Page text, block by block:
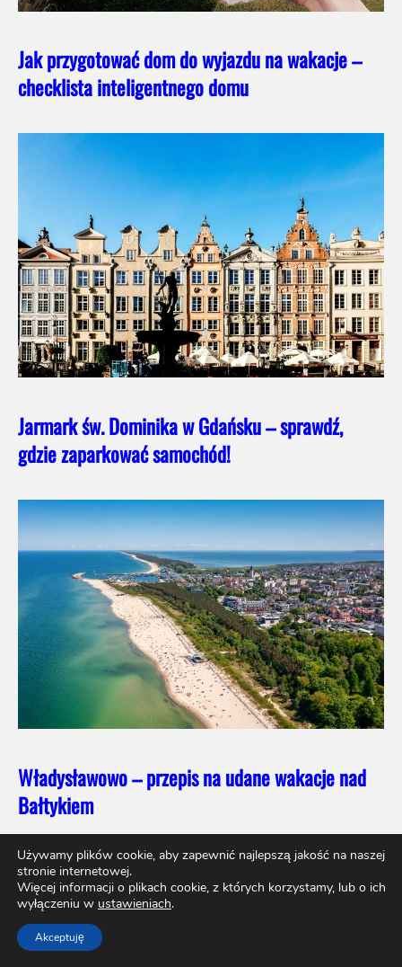
Jak przygotować dom do wyjazdu na wakacje –
checklista inteligentnego domu
Jarmark św. Dominika w Gdańsku – sprawdź,
gdzie zaparkować samochód!
Władysławowo – przepis na udane wakacje nad
Bałtykiem
Używamy plików cookie, aby zapewnić najlepszą jakość na naszej
stronie internetowej.
Więcej informacji o plikach cookie, z których korzystamy, lub o ich
wyłączeniu w ustawieniach.
Akceptuję